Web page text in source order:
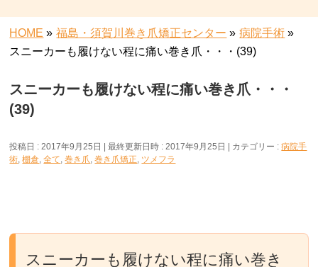
HOME » 福島・須賀川巻き爪矯正センター » 病院手術 »
スニーカーも履けない程に痛い巻き爪・・・(39)
スニーカーも履けない程に痛い巻き爪・・・
(39)
投稿日 : 2017年9月25日 最終更新日時 : 2017年9月25日 カテゴリー :病院手
術 ,棚倉 ,全て ,巻き爪 ,巻き爪矯正 ツメフラ
スニーカーも履けない程に痛い巻き